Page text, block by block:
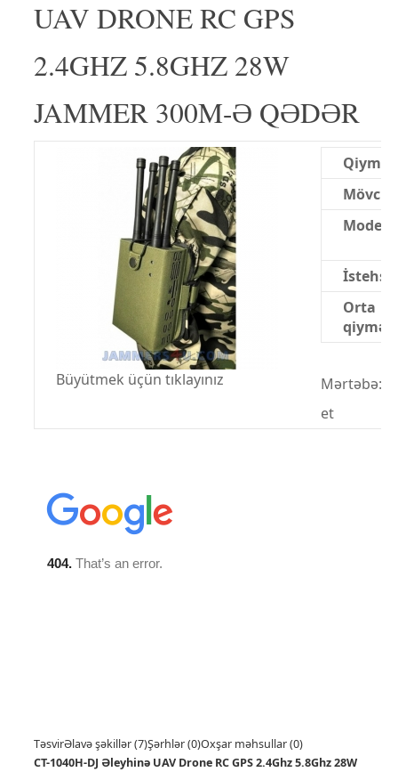
UAV DRONE RC GPS
2.4GHZ 5.8GHZ 28W
JAMMER 300M-Ə QƏDƏR
Büyütmek üçün tıklayınız
Model:
Orta
qiymət:
Mərtəbə:
et
TəsvirƏlavə şəkillər (7)Şərhlər (0)Oxşar məhsullar (0)
CT-1040H-DJ Əleyhinə UAV Drone RC GPS 2.4Ghz 5.8Ghz 28W